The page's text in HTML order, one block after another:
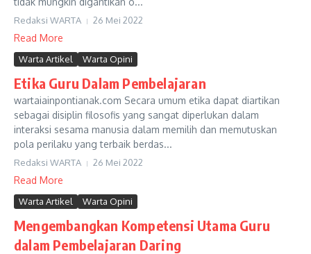
Redaksi WARTA 26 Mei 2022
Read More
Warta Artikel Warta Opini
Etika Guru Dalam Pembelajaran
wartaiainpontianak.com Secara umum etika dapat diartikan
sebagai disiplin filosofis yang sangat diperlukan dalam
interaksi sesama manusia dalam memilih dan memutuskan
pola perilaku yang terbaik berdas...
Redaksi WARTA 26 Mei 2022
Read More
Warta Artikel Warta Opini
Mengembangkan Kompetensi Utama Guru
dalam Pembelajaran Daring